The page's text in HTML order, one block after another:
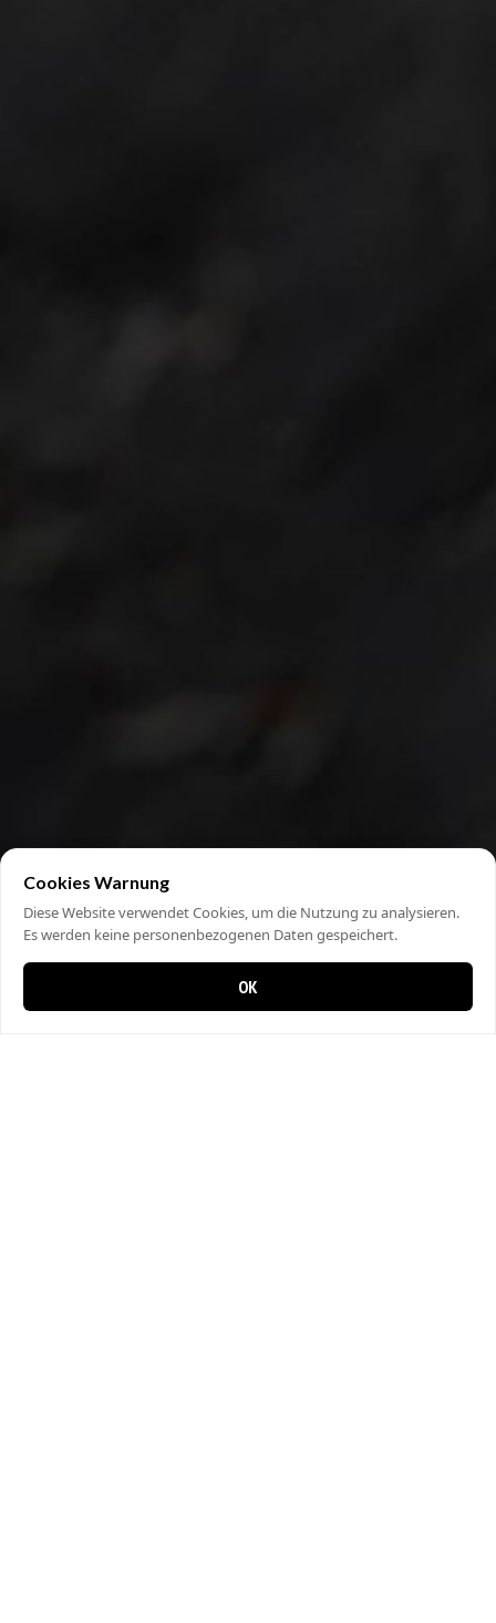
Cookies Warnung
Diese Website verwendet Cookies, um die Nutzung zu analysieren.
Es werden keine personenbezogenen Daten gespeichert.
OK